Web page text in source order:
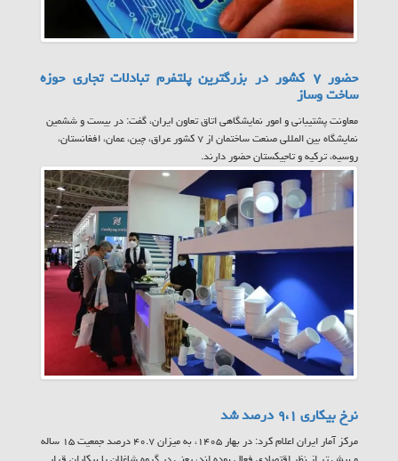
حضور ۷ کشور در بزرگترین پلتفرم تبادلات تجاری حوزه
ساخت وساز
معاونت پشتیبانی و امور نمایشگاهی اتاق تعاون ایران، گفت: در بیست و ششمین
نمایشگاه بین المللی صنعت ساختمان از ۷ کشور عراق، چین، عمان، افغانستان،
روسیه، ترکیه و تاجیکستان حضور دارند.
نرخ بیکاری ۹،۱ درصد شد
مرکز آمار ایران اعلام کرد: در بهار ۱۴۰۵، به میزان ۴۰.۷ درصد جمعیت ۱۵ ساله